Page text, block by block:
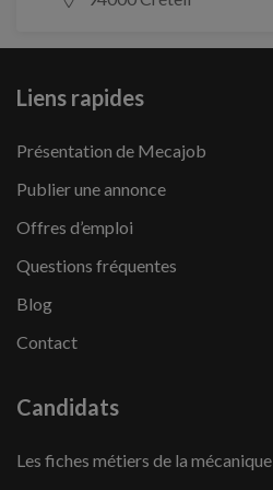
Liens rapides
Présentation de Mecajob
Publier une annonce
Offres d’emploi
Questions fréquentes
Blog
Contact
Candidats
Les fiches métiers de la mécanique